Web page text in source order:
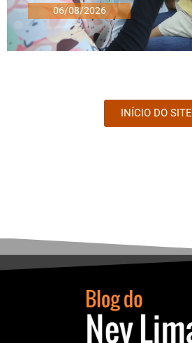
06/08/2026
INÍCIO DO SITE